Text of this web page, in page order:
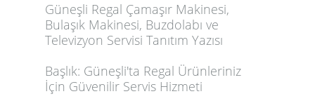
Güneşli Regal Çamaşır Makinesi,
Bulaşık Makinesi, Buzdolabı ve
Televizyon Servisi Tanıtım Yazısı
Başlık: Güneşli'ta Regal Ürünleriniz
İçin Güvenilir Servis Hizmeti